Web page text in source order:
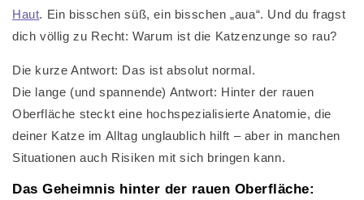
Haut. Ein bisschen süß, ein bisschen „aua“. Und du fragst
dich völlig zu Recht: Warum ist die Katzenzunge so rau?
Die kurze Antwort: Das ist absolut normal.
Die lange (und spannende) Antwort: Hinter der rauen
Oberfläche steckt eine hochspezialisierte Anatomie, die
deiner Katze im Alltag unglaublich hilft – aber in manchen
Situationen auch Risiken mit sich bringen kann.
Das Geheimnis hinter der rauen Oberfläche: